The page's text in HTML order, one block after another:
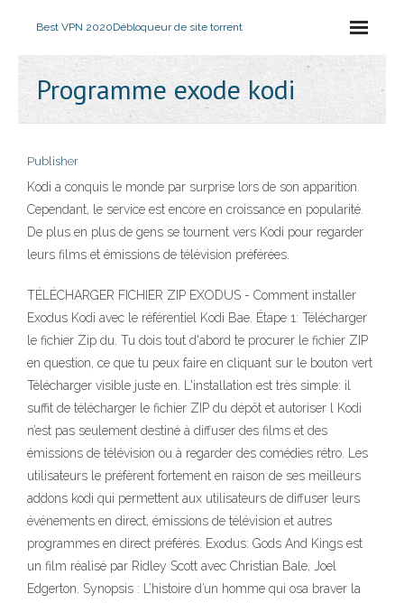
Best VPN 2020Débloqueur de site torrent
Programme exode kodi
Publisher
Kodi a conquis le monde par surprise lors de son apparition.
Cependant, le service est encore en croissance en popularité.
De plus en plus de gens se tournent vers Kodi pour regarder
leurs films et émissions de télévision préférées.
TÉLÉCHARGER FICHIER ZIP EXODUS - Comment installer
Exodus Kodi avec le référentiel Kodi Bae. Étape 1: Télécharger
le fichier Zip du. Tu dois tout d'abord te procurer le fichier ZIP
en question, ce que tu peux faire en cliquant sur le bouton vert
Télécharger visible juste en. L'installation est très simple: il
suffit de télécharger le fichier ZIP du dépôt et autoriser l Kodi
n’est pas seulement destiné à diffuser des films et des
émissions de télévision ou à regarder des comédies rétro. Les
utilisateurs le préfèrent fortement en raison de ses meilleurs
addons kodi qui permettent aux utilisateurs de diffuser leurs
événements en direct, émissions de télévision et autres
programmes en direct préférés. Exodus: Gods And Kings est
un film réalisé par Ridley Scott avec Christian Bale, Joel
Edgerton. Synopsis : L’histoire d’un homme qui osa braver la